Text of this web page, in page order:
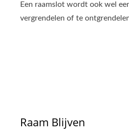
Een raamslot wordt ook wel
vergrendelen of te
Raam Blijven